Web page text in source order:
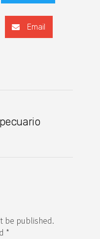
Email
be published.
*